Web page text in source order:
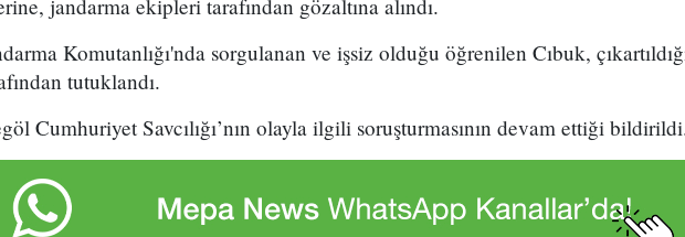
jandarma ekipleri tarafından gözaltına alındı.
Komutanlığı'nda sorgulanan ve işsiz olduğu öğrenilen Cıbuk,
tutuklandı.
Cumhuriyet Savcılığı’nın olayla ilgili soruşturmasının devam ettiği